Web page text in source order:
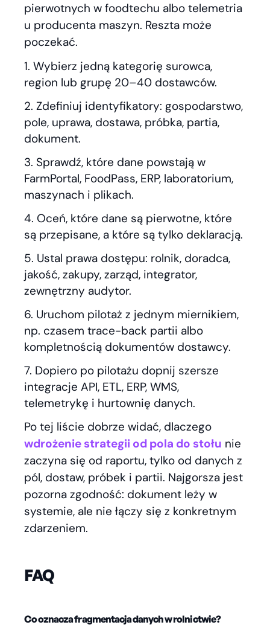
pierwotnych w foodtechu albo telemetria
u producenta maszyn. Reszta może
poczekać.
Wybierz jedną kategorię surowca,
region lub grupę 20–40 dostawców.
Zdefiniuj identyfikatory: gospodarstwo,
pole, uprawa, dostawa, próbka, partia,
dokument.
Sprawdź, które dane powstają w
FarmPortal, FoodPass, ERP, laboratorium,
maszynach i plikach.
Oceń, które dane są pierwotne, które
są przepisane, a które są tylko deklaracją.
Ustal prawa dostępu: rolnik, doradca,
jakość, zakupy, zarząd, integrator,
zewnętrzny audytor.
Uruchom pilotaż z jednym miernikiem,
np. czasem trace-back partii albo
kompletnością dokumentów dostawcy.
Dopiero po pilotażu dopnij szersze
integracje API, ETL, ERP, WMS,
telemetrykę i hurtownię danych.
Po tej liście dobrze widać, dlaczego
wdrożenie strategii od pola do stołu nie
zaczyna się od raportu, tylko od danych z
pól, dostaw, próbek i partii. Najgorsza jest
pozorna zgodność: dokument leży w
systemie, ale nie łączy się z konkretnym
zdarzeniem.
FAQ
Co oznacza fragmentacja danych w rolnictwie?